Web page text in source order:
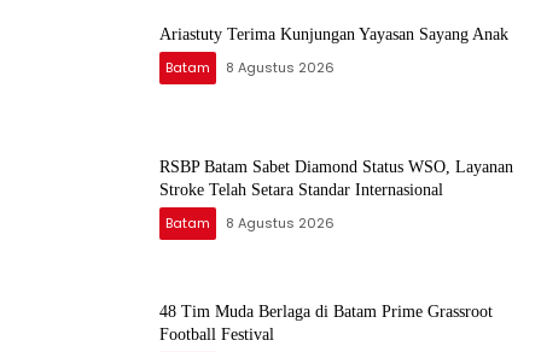
Ariastuty Terima Kunjungan Yayasan Sayang Anak
Batam 8 Agustus 2026
RSBP Batam Sabet Diamond Status WSO, Layanan
Stroke Telah Setara Standar Internasional
Batam 8 Agustus 2026
48 Tim Muda Berlaga di Batam Prime Grassroot
Football Festival